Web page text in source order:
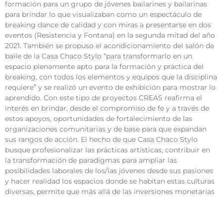
formación para un grupo de jóvenes bailarines y bailarinas
para brindar lo que visualizaban como un espectáculo de
breaking dance de calidad y con miras a presentarse en dos
eventos (Resistencia y Fontana) en la segunda mitad del año
2021. También se propuso el acondicionamiento del salón de
baile de la Casa Chaco Stylo “para transformarlo en un
espacio plenamente apto para la formación y práctica del
breaking, con todos los elementos y equipos que la disciplina
requiere” y se realizó un evento de exhibición para mostrar lo
aprendido. Con este tipo de proyectos CREAS reafirma el
interés en brindar, desde el compromiso de fe y a través de
estos apoyos, oportunidades de fortalecimiento de las
organizaciones comunitarias y de base para que expandan
sus rangos de acción. El hecho de que Casa Chaco Stylo
busque profesionalizar las prácticas artísticas, contribuir en
la transformación de paradigmas para ampliar las
posibilidades laborales de los/las jóvenes desde sus pasiones
y hacer realidad los espacios donde se habitan estas culturas
diversas, permite que más allá de las inversiones monetarias